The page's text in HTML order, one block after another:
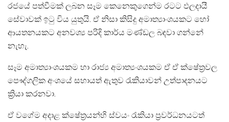
රජයේ පත්වීමක් ලබන සෑම කෙනෙකුගෙන්ම රටට ඵලදායී
සේවාවක් ඉටු විය යුතුයි. ඒ නිසා කිසිදු අමාත්‍යාංශයකට හෝ
ආයතනයකට අනවශ්‍ය පරිදි කාර්ය මණ්ඩල බඳවා ගන්නේ
නැහැ.
සෑම අමාත්‍යාංශයකම හා රාජ්‍ය අමාත්‍යංශයකම ඒ ඒ ක්ෂේත්‍රවල
පෞද්ගලික අංශයේ සහායත් ඇතුව රැකියාවන් උත්පාදනයට
ක්‍රියා කරනවා.
ඒ වගේම අදාළ ක්ෂේත්‍රයන්හි ස්වයං රැකියා ප්‍රවර්ධනයටත්